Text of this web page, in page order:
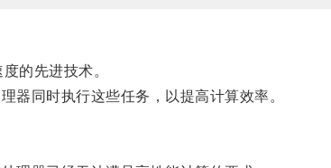
的先进技术。
同时执行这些任务，以提高计算效率。